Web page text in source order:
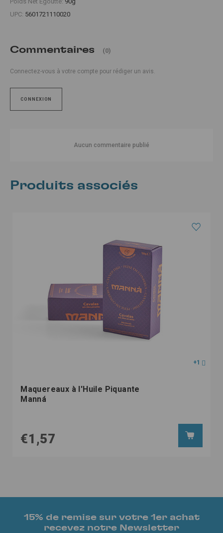
UPC: 5601721110020
Commentaires (0)
Connectez-vous à votre compte pour rédiger un avis.
CONNEXION
Aucun commentaire publié
Produits associés
+1
Maquereaux à l'Huile Piquante
Manná
€1,57
15% de remise sur votre 1er achat
recevez notre Newsletter